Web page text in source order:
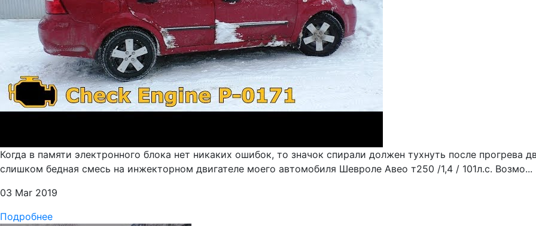
Когда в памяти электронного блока нет никаких ошибок, то значок спирали должен тухнуть после прогрева
слишком бедная смесь на инжекторном двигателе моего автомобиля Шевроле Авео т250 /1,4 / 101л.с. Возмо...
03 Mar 2019
Подробнее